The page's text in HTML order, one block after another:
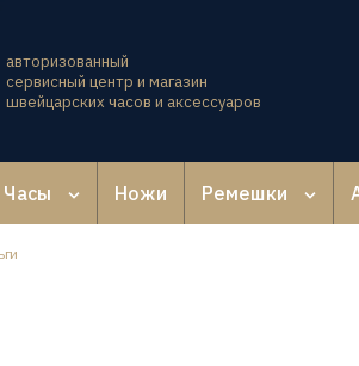
авторизованный
сервисный центр и магазин
швейцарских часов и аксессуаров
Часы Ножи Ремешки